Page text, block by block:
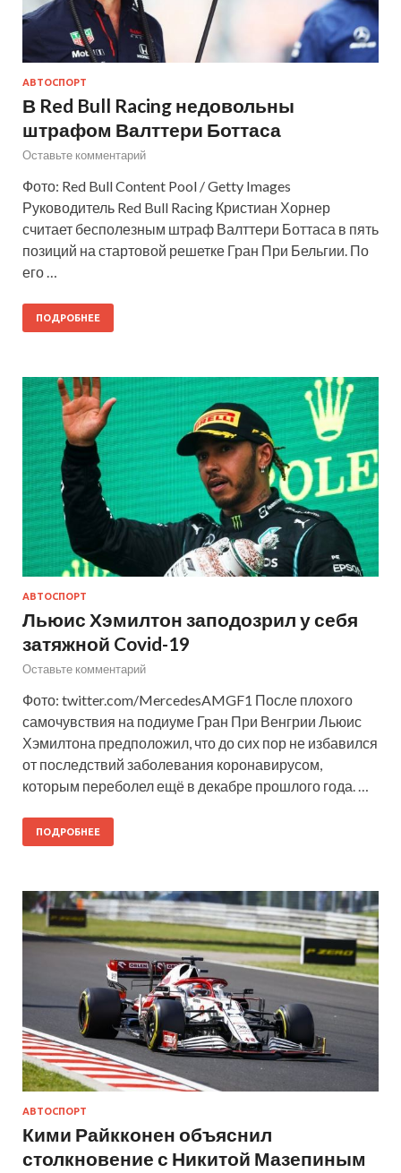
АВТОСПОРТ
В Red Bull Racing недовольны
штрафом Валттери Боттаса
Оставьте комментарий
Фото: Red Bull Content Pool / Getty Images
Руководитель Red Bull Racing Кристиан Хорнер
считает бесполезным штраф Валттери Боттаса в пять
позиций на стартовой решетке Гран При Бельгии. По
его …
ПОДРОБНЕЕ
АВТОСПОРТ
Льюис Хэмилтон заподозрил у себя
затяжной Covid-19
Оставьте комментарий
Фото: twitter.com/MercedesAMGF1 После плохого
самочувствия на подиуме Гран При Венгрии Льюис
Хэмилтона предположил, что до сих пор не избавился
от последствий заболевания коронавирусом,
которым переболел ещё в декабре прошлого года. …
ПОДРОБНЕЕ
АВТОСПОРТ
Кими Райкконен объяснил
столкновение с Никитой Мазепиным